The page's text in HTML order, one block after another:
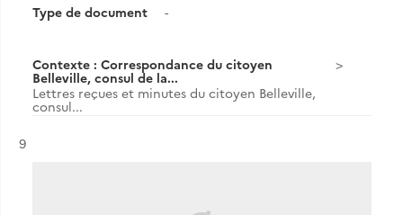
Type de document
-
Contexte : Correspondance du citoyen
Belleville, consul de la...
Lettres reçues et minutes du citoyen Belleville,
consul...
Résultat n°
9